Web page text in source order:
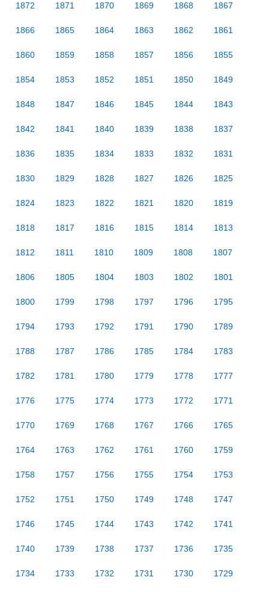
1872 1871 1870 1869 1868 1867
1866 1865 1864 1863 1862 1861
1860 1859 1858 1857 1856 1855
1854 1853 1852 1851 1850 1849
1848 1847 1846 1845 1844 1843
1842 1841 1840 1839 1838 1837
1836 1835 1834 1833 1832 1831
1830 1829 1828 1827 1826 1825
1824 1823 1822 1821 1820 1819
1818 1817 1816 1815 1814 1813
1812 1811 1810 1809 1808 1807
1806 1805 1804 1803 1802 1801
1800 1799 1798 1797 1796 1795
1794 1793 1792 1791 1790 1789
1788 1787 1786 1785 1784 1783
1782 1781 1780 1779 1778 1777
1776 1775 1774 1773 1772 1771
1770 1769 1768 1767 1766 1765
1764 1763 1762 1761 1760 1759
1758 1757 1756 1755 1754 1753
1752 1751 1750 1749 1748 1747
1746 1745 1744 1743 1742 1741
1740 1739 1738 1737 1736 1735
1734 1733 1732 1731 1730 1729